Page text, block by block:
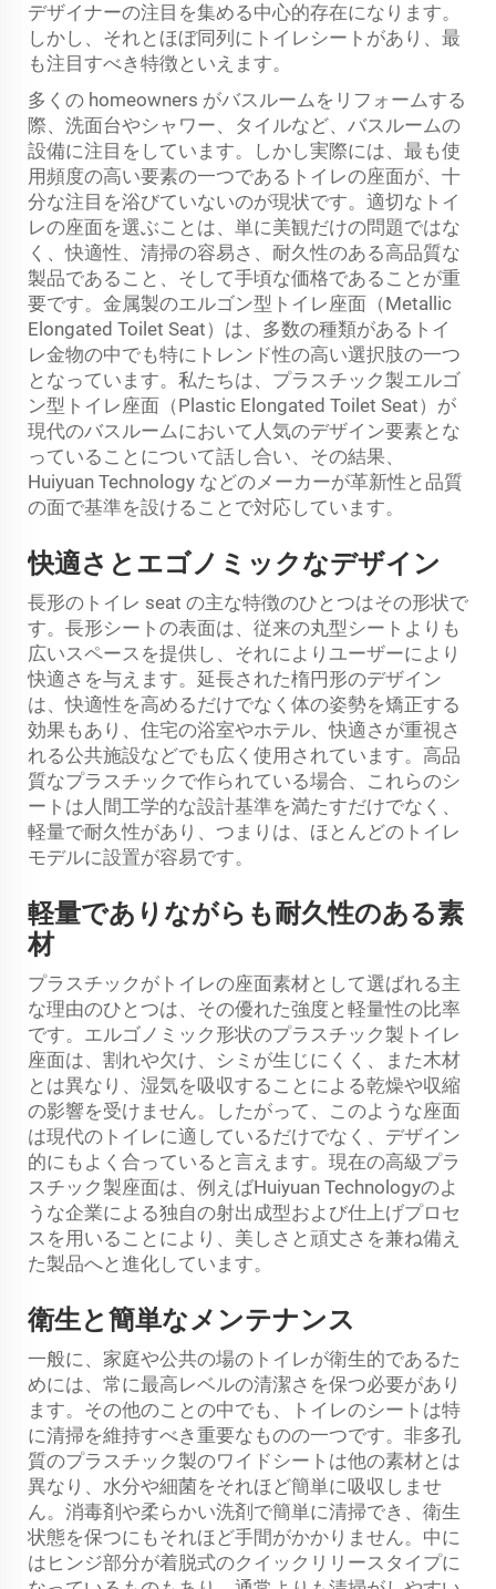
デザイナーの注目を集める中心的存在になります。
しかし、それとほぼ同列にトイレシートがあり、最
も注目すべき特徴といえます。
多くの homeowners がバスルームをリフォームする
際、洗面台やシャワー、タイルなど、バスルームの
設備に注目をしています。しかし実際には、最も使
用頻度の高い要素の一つであるトイレの座面が、十
分な注目を浴びていないのが現状です。適切なトイ
レの座面を選ぶことは、単に美観だけの問題ではな
く、快適性、清掃の容易さ、耐久性のある高品質な
製品であること、そして手頃な価格であることが重
要です。金属製のエルゴン型トイレ座面（Metallic
Elongated Toilet Seat）は、多数の種類があるトイ
レ金物の中でも特にトレンド性の高い選択肢の一つ
となっています。私たちは、プラスチック製エルゴ
ン型トイレ座面（Plastic Elongated Toilet Seat）が
現代のバスルームにおいて人気のデザイン要素とな
っていることについて話し合い、その結果、
Huiyuan Technology などのメーカーが革新性と品質
の面で基準を設けることで対応しています。
快適さとエゴノミックなデザイン
長形のトイレ seat の主な特徴のひとつはその形状で
す。長形シートの表面は、従来の丸型シートよりも
広いスペースを提供し、それによりユーザーにより
快適さを与えます。延長された楕円形のデザイン
は、快適性を高めるだけでなく体の姿勢を矯正する
効果もあり、住宅の浴室やホテル、快適さが重視さ
れる公共施設などでも広く使用されています。高品
質なプラスチックで作られている場合、これらのシ
ートは人間工学的な設計基準を満たすだけでなく、
軽量で耐久性があり、つまりは、ほとんどのトイレ
モデルに設置が容易です。
軽量でありながらも耐久性のある素
材
プラスチックがトイレの座面素材として選ばれる主
な理由のひとつは、その優れた強度と軽量性の比率
です。エルゴノミック形状のプラスチック製トイレ
座面は、割れや欠け、シミが生じにくく、また木材
とは異なり、湿気を吸収することによる乾燥や収縮
の影響を受けません。したがって、このような座面
は現代のトイレに適しているだけでなく、デザイン
的にもよく合っていると言えます。現在の高級プラ
スチック製座面は、例えばHuiyuan Technologyのよ
うな企業による独自の射出成型および仕上げプロセ
スを用いることにより、美しさと頑丈さを兼ね備え
た製品へと進化しています。
衛生と簡単なメンテナンス
一般に、家庭や公共の場のトイレが衛生的であるた
めには、常に最高レベルの清潔さを保つ必要があり
ます。その他のことの中でも、トイレのシートは特
に清掃を維持すべき重要なものの一つです。非多孔
質のプラスチック製のワイドシートは他の素材とは
異なり、水分や細菌をそれほど簡単に吸収しませ
ん。消毒剤や柔らかい洗剤で簡単に清掃でき、衛生
状態を保つにもそれほど手間がかかりません。中に
はヒンジ部分が着脱式のクイックリリースタイプに